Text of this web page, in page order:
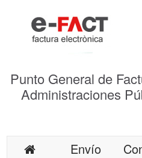
Punto General de
Administraciones
Envío